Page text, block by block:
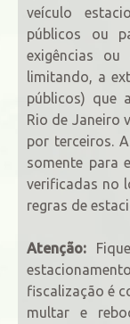
veículo
públicos ou
exigências
limitando, a
públicos) que
Rio de Janeiro
por terceiros.
somente para
verificadas no
regras de
Atenção:
fiscalização é
multar e